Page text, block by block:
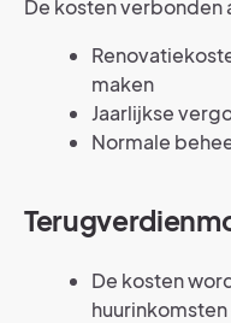
De kosten verbonden
maken
Jaarlijkse
Normale
De kosten